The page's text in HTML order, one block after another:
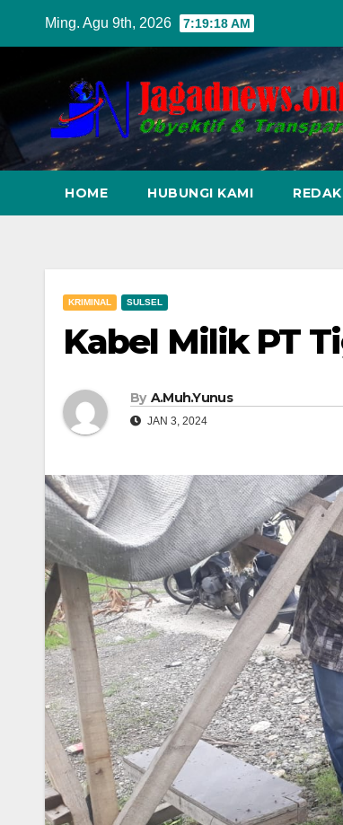
Ming. Agu 9th, 2026 7:19:20 AM
HOME HUBUNGI KAMI
KRIMINAL SULSEL
Kabel Milik PT
By A.Muh.Yunus
JAN 3, 2024